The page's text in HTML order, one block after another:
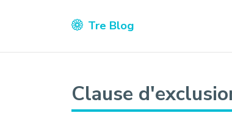
Tre Blog
Clause